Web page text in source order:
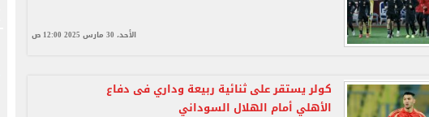
الأحد، 30 مارس 2025 12:00 ص
كولر يستقر على ثنائية ربيعة وداري فى دفاع
الأهلي أمام الهلال السوداني